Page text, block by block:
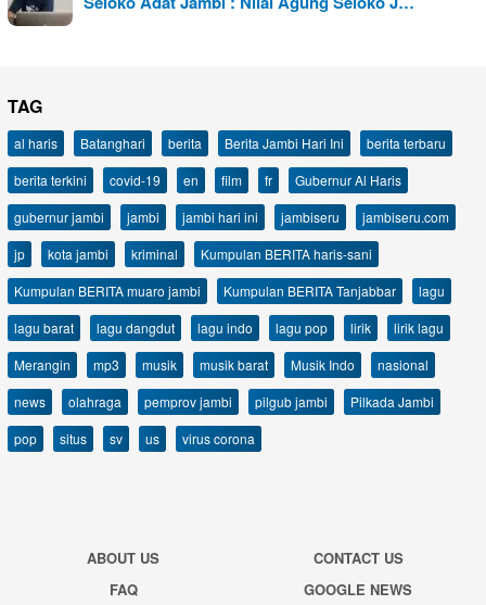
TAG
al haris Batanghari berita Berita Jambi Hari Ini
berita terbaru
berita terkini
covid-19 en film fr
Gubernur Al Haris
gubernur jambi
jambi jambi hari ini jambiseru
jambiseru.com
jp
kota jambi kriminal
Kumpulan BERITA haris-sani
Kumpulan BERITA muaro jambi
Kumpulan BERITA Tanjabbar
lagu
lagu barat
lagu dangdut lagu indo lagu pop lirik
lirik lagu
Merangin
mp3 musik musik barat Musik Indo
nasional
news
olahraga pemprov jambi pilgub jambi
Pilkada Jambi
pop
situs sv us virus corona
ABOUT US
CONTACT US
FAQ
GOOGLE NEWS